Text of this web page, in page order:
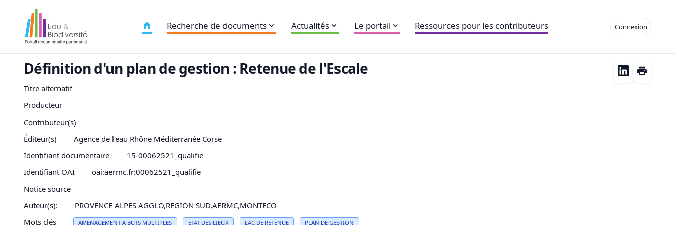
Connexion
Recherche de documents Actualités Le portail Ressources pour les contributeurs
Définitiond'un plan de gestion : Retenue de l'Escale
Titre alternatif
Producteur
Contributeur(s)
Éditeur(s)
Agence de l'eau Rhône Méditerranée Corse
Identifiant documentaire
15-00062521_qualifie
Identifiant OAI
oai:aermc.fr:00062521_qualifie
Notice source
Auteur(s):
PROVENCE ALPES AGGLO,REGION SUD,AERMC,MONTECO
Mots clés
AMENAGEMENT A BUTS MULTIPLES ETAT DES LIEUX LAC DE RETENUE PLAN DE GESTION